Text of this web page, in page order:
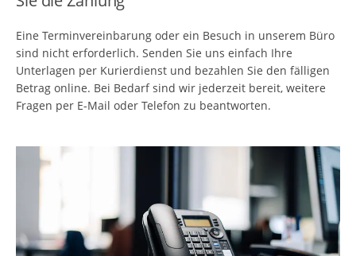
Eine Terminvereinbarung oder ein Besuch in unserem Büro
sind nicht erforderlich. Senden Sie uns einfach Ihre
Unterlagen per Kurierdienst und bezahlen Sie den fälligen
Betrag online. Bei Bedarf sind wir jederzeit bereit, weitere
Fragen per E-Mail oder Telefon zu beantworten.